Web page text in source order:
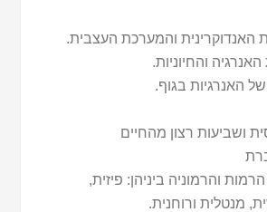
האנדוקרינית והמערכת העצבית.
והחיוניות.
האנרגיות בגוף.
ושביעות רצון מהחיים
והרמוניה ביניהן: פיזית,
מנטלית ורוחנית.